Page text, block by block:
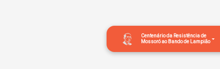
Centenário da Resistência de
Mossoró ao Bando de Lampião